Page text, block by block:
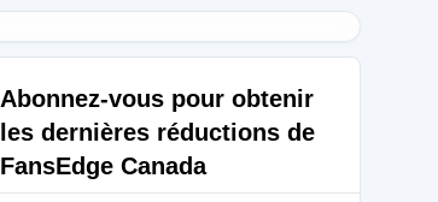
Abonnez-vous pour obtenir
les dernières réductions de
FansEdge Canada